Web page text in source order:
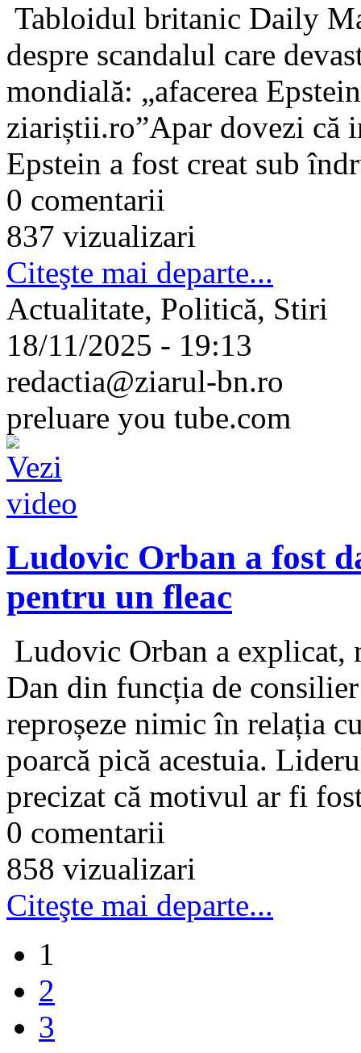
Tabloidul britanic Daily
despre scandalul care
mondială: „afacerea
ziariștii.ro”Apar dovezi că
Epstein a fost creat sub
0 comentarii
837 vizualizari
Citeşte mai departe...
Actualitate, Politică, Stiri
18/11/2025 - 19:13
redactia@ziarul-bn.ro
preluare you tube.com
Ludovic Orban a fost
pentru un fleac
Ludovic Orban a explicat,
Dan din funcția de
reproșeze nimic în relația
poarcă pică acestuia.
precizat că motivul ar fi
0 comentarii
858 vizualizari
Citeşte mai departe...
1
2
3